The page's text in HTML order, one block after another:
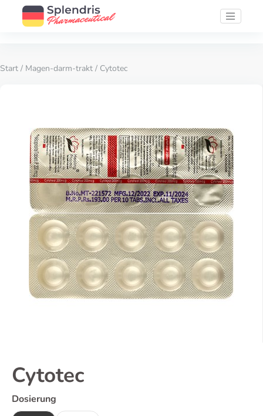
Start / Magen-darm-trakt / Cytotec
Cytotec
Dosierung